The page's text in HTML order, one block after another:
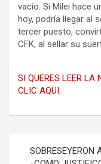
vacío. Si Milei hace
hoy, podría llegar al
tercer puesto,
CFK, al sellar su
SI QUERES LEER
CLIC AQUI.
SOBRESEYERON